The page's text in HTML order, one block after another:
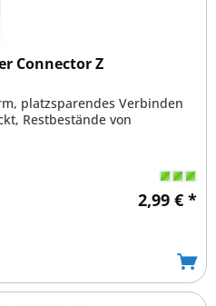
Connector Z
platzsparendes Verbinden
Restbestände von
2,99 € *